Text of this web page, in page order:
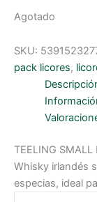
Agotado
SKU:
pack licores,
TEELING
Whisky irlandés
especias, ideal